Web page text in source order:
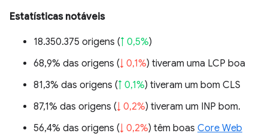
Estatísticas notáveis
18.350.375 origens (↑ 0,5%)
68,9% das origens (↓ 0,1%) tiveram uma LCP boa
81,3% das origens (↑ 0,1%) tiveram um bom CLS
87,1% das origens (↓ 0,2%) tiveram um INP bom.
56,4% das origens (↓ 0,2%) têm boas Core Web